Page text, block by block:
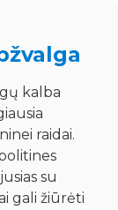
kalba
raidai.
su
gali žiūrėti